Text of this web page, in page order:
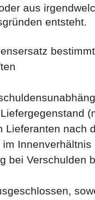
aus
entsteht.
Lieferanten nach
bei Verschulden